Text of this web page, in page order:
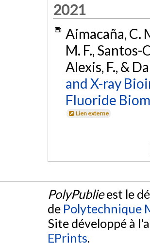
2021
Aimacaña, C.
M. F., Santos-
Alexis, F., &
and X-ray
Fluoride
Lien externe
PolyPublieest le
de Polytechnique
Site développé à
EPrints.